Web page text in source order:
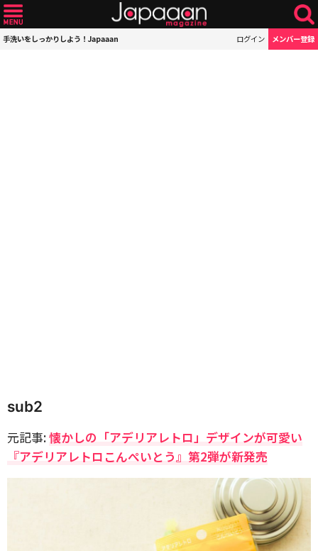
手洗いをしっかりしよう！Japaaan ログイン メンバー登録
sub2
元記事:懐かしの「アデリアレトロ」デザインが可愛い
『アデリアレトロこんぺいとう』第2弾が新発売